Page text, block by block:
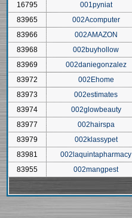
16795
001pyniat
83965
002Acomputer
83966
002AMAZON
83968
002buyhollow
83969
002daniegonzalez
83972
002Ehome
83973
002estimates
83974
002glowbeauty
83977
002hairspa
83979
002klassypet
83981
002laquintapharmacy
83955
002mangpest